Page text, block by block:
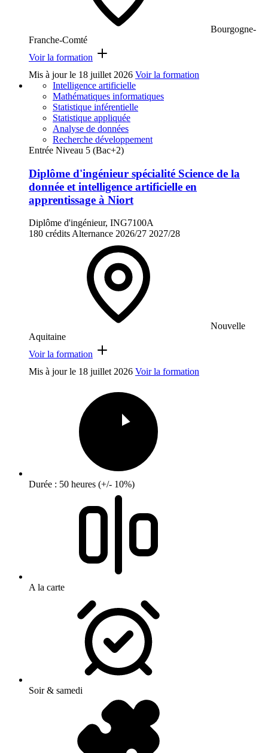
Bourgogne-
Franche-Comté
Voir la formation
Mis à jour le 18 juillet 2026 Voir la formation
Intelligence artificielle
Mathématiques informatiques
Statistique inférentielle
Statistique appliquée
Analyse de données
Recherche développement
Entrée Niveau 5 (Bac+2)
Diplôme d'ingénieur spécialité Science de la
donnée et intelligence artificielle en
apprentissage à Niort
Diplôme d'ingénieur, ING7100A
180 créditsAlternance 2026/27 2027/28
Nouvelle
Aquitaine
Voir la formation
Mis à jour le 18 juillet 2026 Voir la formation
Durée : 50 heures (+/- 10%)
A la carte
Soir & samedi